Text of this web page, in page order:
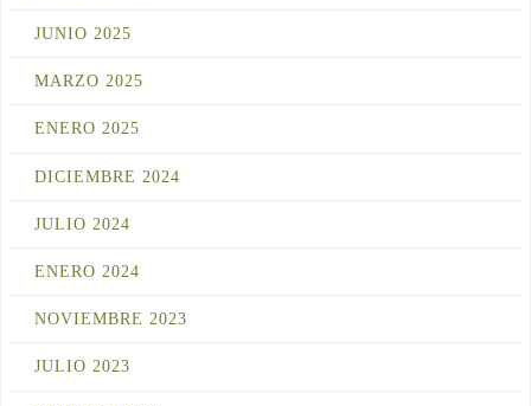
JUNIO 2025
MARZO 2025
ENERO 2025
DICIEMBRE 2024
JULIO 2024
ENERO 2024
NOVIEMBRE 2023
JULIO 2023